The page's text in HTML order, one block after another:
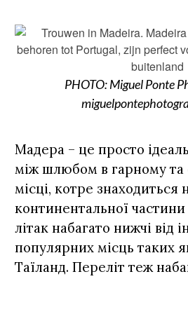
PHOTO: Miguel Ponte
Мадера – це просто
між шлюбом в гарному та
місці, котре знаходиться
континентальної
літак набагато нижчі від
популярних місць таких
Таїланд. Переліт теж